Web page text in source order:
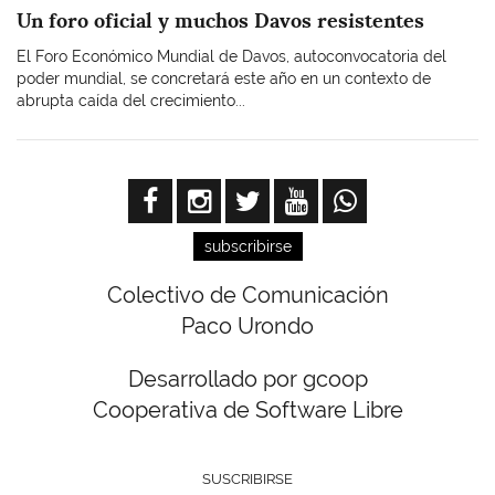
Un foro oficial y muchos Davos resistentes
El Foro Económico Mundial de Davos, autoconvocatoria del
poder mundial, se concretará este año en un contexto de
abrupta caída del crecimiento...
subscribirse
Colectivo de Comunicación
Paco Urondo
Desarrollado por gcoop
Cooperativa de Software Libre
SUSCRIBIRSE